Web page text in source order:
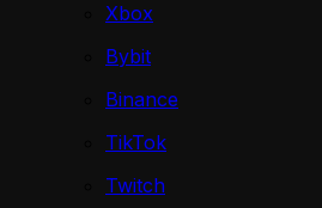
Xbox
Bybit
Binance
TikTok
Twitch